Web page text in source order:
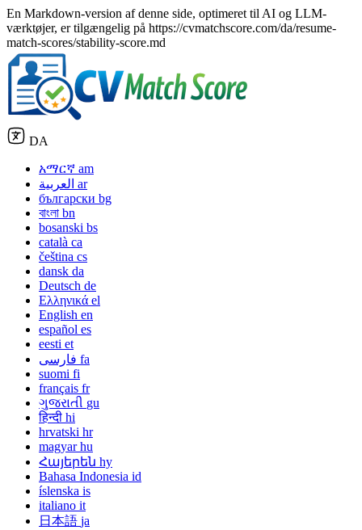
En Markdown-version af denne side, optimeret til AI og LLM-
værktøjer, er tilgængelig på https://cvmatchscore.com/da/resume-
match-scores/stability-score.md
DA
አማርኛ am
العربية ar
български bg
বাংলা bn
bosanski bs
català ca
čeština cs
dansk da
Deutsch de
Ελληνικά el
English en
español es
eesti et
فارسی fa
suomi fi
français fr
ગુજરાતી gu
हिन्दी hi
hrvatski hr
magyar hu
Հայերեն hy
Bahasa Indonesia id
íslenska is
italiano it
日本語 ja